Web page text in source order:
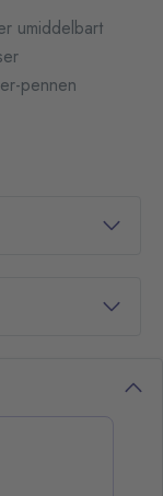
umiddelbart
pennen